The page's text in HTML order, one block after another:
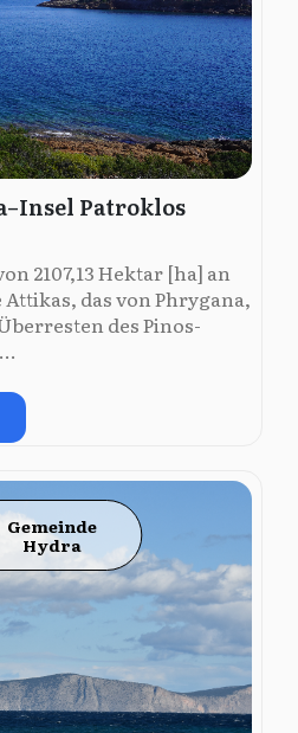
Patroklos
2107,13 Hektar [ha] an
das von Phrygana,
des Pinos-
Gemeinde
Hydra